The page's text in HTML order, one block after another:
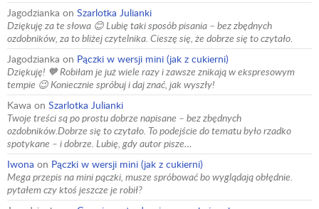
Jagodzianka on Szarlotka Julianki
Dziękuję za te słowa 😊 Lubię taki sposób pisania – bez zbędnych
ozdobników, za to bliżej czytelnika. Cieszę się, że dobrze się to czytało.
Jagodzianka on Pączki w wersji mini (jak z cukierni)
Dziękuję! 🧡 Robiłam je już wiele razy i zawsze znikają w ekspresowym
tempie 😉 Koniecznie spróbuj i daj znać, jak wyszły!
Kawa on Szarlotka Julianki
Twoje treści są po prostu dobrze napisane – bez zbędnych
ozdobników.Dobrze się to czytało. To podejście do tematu było rzadko
spotykane – i dobrze. Lubię, gdy autor pisze…
Iwona on Pączki w wersji mini (jak z cukierni)
Mega przepis na mini pączki, musze spróbować bo wyglądają obłędnie.
pytałem czy ktoś jeszcze je robił?